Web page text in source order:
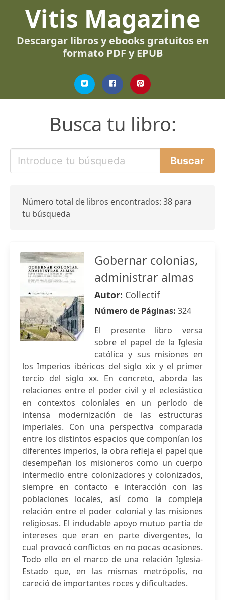
Vitis Magazine
Descargar libros y ebooks gratuitos en
formato PDF y EPUB
Busca tu libro:
Número total de libros encontrados: 38 para
tu búsqueda
Gobernar colonias,
administrar almas
Autor: Collectif
Número de Páginas: 324
El presente libro versa
sobre el papel de la Iglesia
católica y sus misiones en
los Imperios ibéricos del siglo xix y el primer
tercio del siglo xx. En concreto, aborda las
relaciones entre el poder civil y el eclesiástico
en contextos coloniales en un período de
intensa modernización de las estructuras
imperiales. Con una perspectiva comparada
entre los distintos espacios que componían los
diferentes imperios, la obra refleja el papel que
desempeñan los misioneros como un cuerpo
intermedio entre colonizadores y colonizados,
siempre en contacto e interacción con las
poblaciones locales, así como la compleja
relación entre el poder colonial y las misiones
religiosas. El indudable apoyo mutuo partía de
intereses que eran en parte divergentes, lo
cual provocó conflictos en no pocas ocasiones.
Todo ello en el marco de una relación Iglesia-
Estado que, en las mismas metrópolis, no
careció de importantes roces y dificultades.